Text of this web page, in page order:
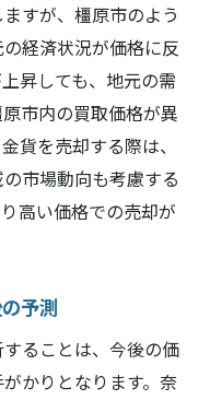
すが、橿原市のよう
経済状況が価格に反
昇しても、地元の需
市内の買取価格が異
貨を売却する際は、
市場動向も考慮する
高い価格での売却が
予測
ることは、今後の価
かりとなります。奈